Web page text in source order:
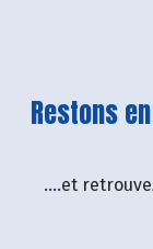
Restons
....et